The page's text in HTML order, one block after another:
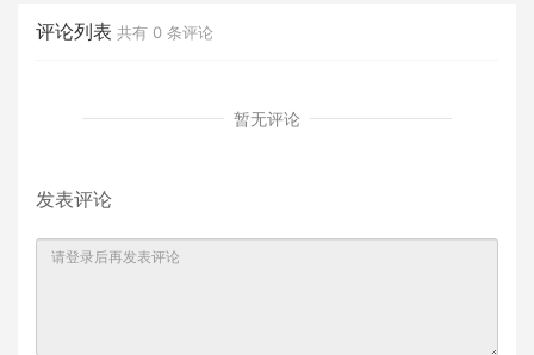
评论列表 共有 0 条评论
暂无评论
发表评论